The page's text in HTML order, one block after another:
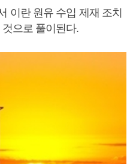
이란 원유 수입 제재 조치
으로 풀이된다.